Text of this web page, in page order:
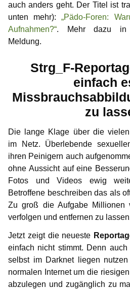
Donations
Why we reject sex
Thoughts on
FAQ – Frequently
Gabriel
Marco
Max
Johann
Klase
Takeru
Information for media
Educational
Useful Infos
Where i can
Similar
Archiv
auch anders geht. Der Titel ist
unten mehr):„Pädo-Foren:
Aufnahmen?“. Mehr dazu in
Meldung.
Strg_F-
einfach
zu
Die lange Klage über die
im Netz. Überlebende
ihren Peinigern auch
ohne Aussicht auf eine
Fotos und Videos ewig
Betroffene beschreiben das als
Zu groß die Aufgabe Millionen
verfolgen und entfernen zu
Jetzt zeigt die neueste
einfach nicht stimmt. Denn
selbst im Darknet liegen
normalen Internet um die
abzulegen und zugänglich zu